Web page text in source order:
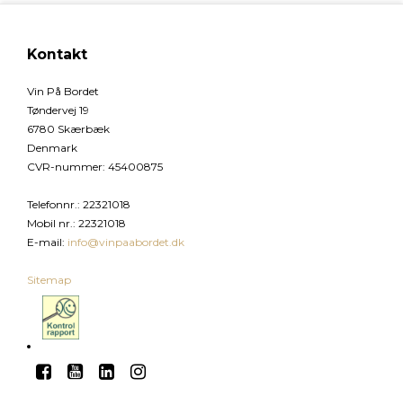
Kontakt
Vin På Bordet
Tøndervej 19
6780 Skærbæk
Denmark
CVR-nummer: 45400875
Telefonnr. : 22321018
Mobil nr. : 22321018
E-mail: info@vinpaabordet.dk
Sitemap